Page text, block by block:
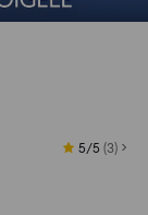
5/5 (3)